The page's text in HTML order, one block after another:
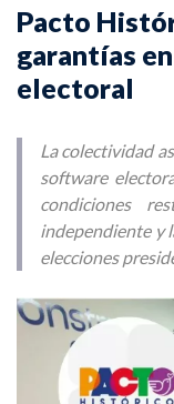
Pacto
garantías
electoral
La colectividad
software
condiciones
independiente y
elecciones